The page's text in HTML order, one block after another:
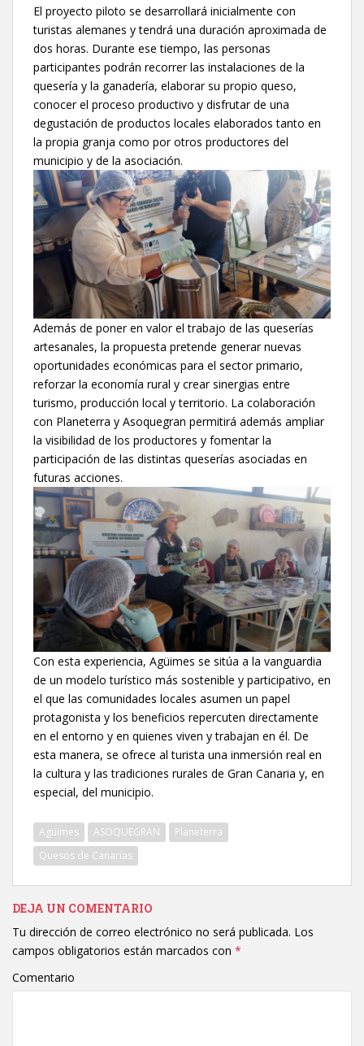
El proyecto piloto se desarrollará inicialmente con
turistas alemanes y tendrá una duración aproximada de
dos horas. Durante ese tiempo, las personas
participantes podrán recorrer las instalaciones de la
quesería y la ganadería, elaborar su propio queso,
conocer el proceso productivo y disfrutar de una
degustación de productos locales elaborados tanto en
la propia granja como por otros productores del
municipio y de la asociación.
Además de poner en valor el trabajo de las queserías
artesanales, la propuesta pretende generar nuevas
oportunidades económicas para el sector primario,
reforzar la economía rural y crear sinergias entre
turismo, producción local y territorio. La colaboración
con Planeterra y Asoquegran permitirá además ampliar
la visibilidad de los productores y fomentar la
participación de las distintas queserías asociadas en
futuras acciones.
Con esta experiencia, Agüimes se sitúa a la vanguardia
de un modelo turístico más sostenible y participativo, en
el que las comunidades locales asumen un papel
protagonista y los beneficios repercuten directamente
en el entorno y en quienes viven y trabajan en él. De
esta manera, se ofrece al turista una inmersión real en
la cultura y las tradiciones rurales de Gran Canaria y, en
especial, del municipio.
Agüimes ASOQUEGRAN
Planeterra
Quesos de Canarias
DEJA UN COMENTARIO
Tu dirección de correo electrónico no será publicada. Los
campos obligatorios están marcados con *
Comentario